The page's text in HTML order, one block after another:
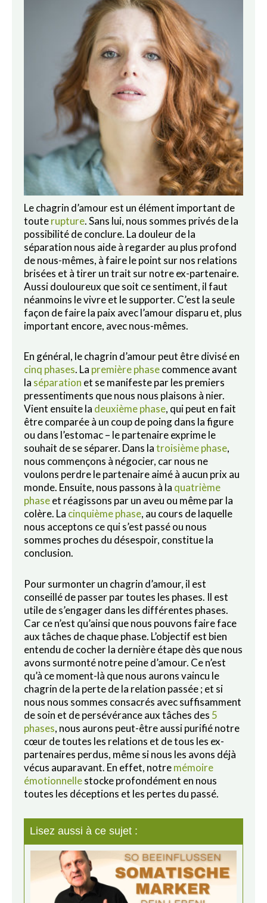
Le chagrin d’amour est un élément important de
touterupture. Sans lui, nous sommes privés de la
possibilité de conclure. La douleur de la
séparation nous aide à regarder au plus profond
de nous-mêmes, à faire le point sur nos relations
brisées et à tirer un trait sur notre ex-partenaire.
Aussi douloureux que soit ce sentiment, il faut
néanmoins le vivre et le supporter. C’est la seule
façon de faire la paix avec l’amour disparu et, plus
important encore, avec nous-mêmes.
En général, le chagrin d’amour peut être divisé en
cinq phases. La première phasecommence avant
la séparation et se manifeste par les premiers
pressentiments que nous nous plaisons à nier.
Vient ensuite la deuxième phase, qui peut en fait
être comparée à un coup de poing dans la figure
ou dans l’estomac – le partenaire exprime le
souhait de se séparer. Dans latroisième phase,
nous commençons à négocier, car nous ne
voulons perdre le partenaire aimé à aucun prix au
monde. Ensuite, nous passons à la quatrième
phaseet réagissons par un aveu ou même par la
colère. La cinquième phase, au cours de laquelle
nous acceptons ce qui s’est passé ou nous
sommes proches du désespoir, constitue la
conclusion.
Pour surmonter un chagrin d’amour, il est
conseillé de passer par toutes les phases. Il est
utile de s’engager dans les différentes phases.
Car ce n’est qu’ainsi que nous pouvons faire face
aux tâches de chaque phase. L’objectif est bien
entendu de cocher la dernière étape dès que nous
avons surmonté notre peine d’amour. Ce n’est
qu’à ce moment-là que nous aurons vaincu le
chagrin de la perte de la relation passée ; et si
nous nous sommes consacrés avec suffisamment
de soin et de persévérance aux tâches des 5
phases, nous aurons peut-être aussi purifié notre
cœur de toutes les relations et de tous les ex-
partenaires perdus, même si nous les avons déjà
vécus auparavant. En effet, notremémoire
émotionnellestocke profondément en nous
toutes les déceptions et les pertes du passé.
Lisez aussi à ce sujet :